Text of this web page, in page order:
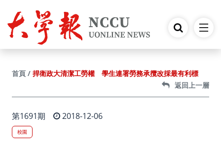
首頁
捍衛政大清潔工勞權 學生連署勞務承攬改採最有利標
返回上一層
第1691期 2018-12-06
校園